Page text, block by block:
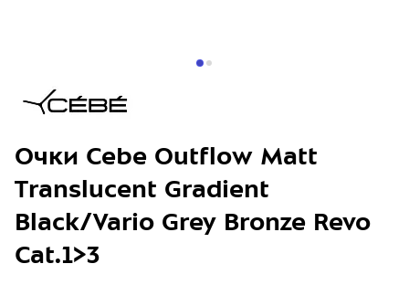
Очки Cebe Outflow Matt
Translucent Gradient
Black/Vario Grey Bronze Revo
Cat.1>3